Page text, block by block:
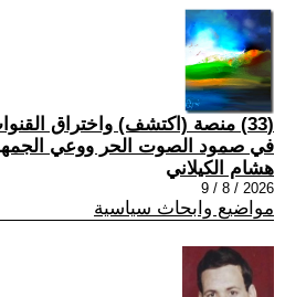
(33) منصة (اكتشف) واختراق
في صمود الصوت الحر ووعي
هشام الكيلاني
2026 / 8 / 9
مواضيع وابحاث سياسية